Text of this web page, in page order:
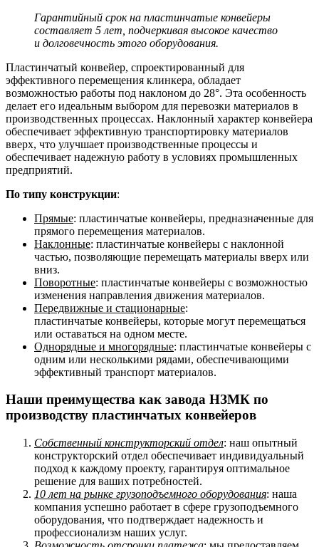
Гарантийный срок на пластинчатые конвейеры
составляет 5 лет, подчеркивая высокое качество
и долговечность этого оборудования.
Пластинчатый конвейер, спроектированный для
эффективного перемещения клинкера, обладает
возможностью работы под наклоном до 28°. Эта особенность
делает его идеальным выбором для перевозки материалов в
производственных процессах. Наклонный характер конвейера
обеспечивает эффективную транспортировку материалов
вверх, что улучшает производственные процессы и
обеспечивает надежную работу в условиях промышленных
предприятий.
По типу конструкции:
Прямые: пластинчатые конвейеры, предназначенные для
прямого перемещения материалов.
Наклонные: пластинчатые конвейеры с наклонной
частью, позволяющие перемещать материалы вверх или
вниз.
Поворотные: пластинчатые конвейеры с возможностью
изменения направления движения материалов.
Передвижные и стационарные:
пластинчатые конвейеры, которые могут перемещаться
или оставаться на одном месте.
Однорядные и многорядные: пластинчатые конвейеры с
одним или несколькими рядами, обеспечивающими
эффективный транспорт материалов.
Наши преимущества как завода НЗМК по
производству пластинчатых конвейеров
Собственный конструкторский отдел: наш опытный
конструкторский отдел обеспечивает индивидуальный
подход к каждому проекту, гарантируя оптимальное
решение для ваших потребностей.
10 лет на рынке грузоподъемного оборудования: наша
компания успешно работает в сфере грузоподъемного
оборудования, что подтверждает надежность и
профессионализм наших услуг.